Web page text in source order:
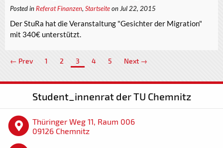
Posted in Referat Finanzen, Startseiteon Jul 22, 2015
Der StuRa hat die Veranstaltung "Gesichter der Migration"
mit 340€ unterstützt.
← Prev 1 2 3 4 5 Next →
Student_innenrat der TU Chemnitz
Thüringer Weg 11, Raum 006
09126 Chemnitz